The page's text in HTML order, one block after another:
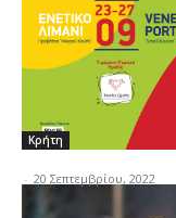
Κρήτη
- 20 Σεπτεμβρίου, 2022